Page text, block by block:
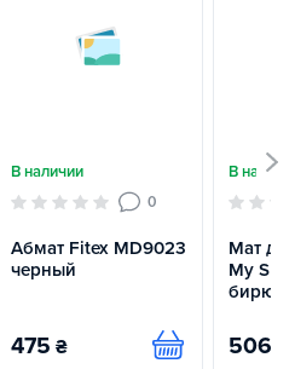
В наличии
0
Абмат Fitex MD9023
черный
475 ₴ Купить
В
Мат
My
506